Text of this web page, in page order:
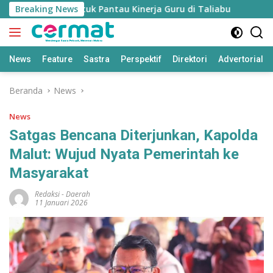
Langsung
ke
konten
Breaking News
Disiapkan untuk Pantau Kinerja Guru di Taliabu
News Feature Sastra Perspektif Direktori Advertorial
Beranda News
News
Satgas Bencana Diterjunkan, Kapolda
Malut: Wujud Nyata Pemerintah ke
Masyarakat
Redaksi-Daerah
11 Januari 2026